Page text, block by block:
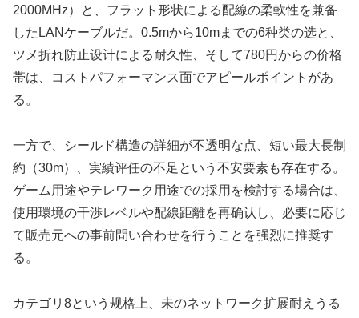
2000MHz）と、フラット形状による配線の柔軟性を兼备
したLANケーブルだ。0.5mから10mまでの6种类の选と、
ツメ折れ防止设计による耐久性、そして780円からの价格
帯は、コストパフォーマンス面でアピールポイントがあ
る。
一方で、シールド構造の詳細が不透明な点、短い最大長制
約（30m）、実績评任の不足という不安要素も存在する。
ゲーム用途やテレワーク用途での採用を検討する場合は、
使用環境の干渉レベルや配線距離を再确认し、必要に応じ
て販売元への事前問い合わせを行うことを强烈に推奨す
る。
カテゴリ8という规格上、未のネットワーク扩展耐えうる